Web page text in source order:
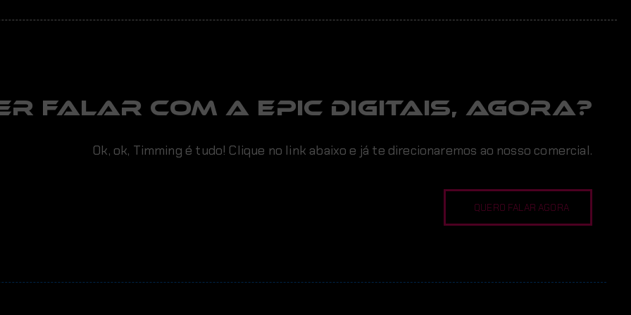
falar com a EPIC digitais, AGORA?
Ok, ok, Timming é tudo! Clique no link abaixo e já te direcionaremos ao nosso comercial.
QUERO FALAR AGORA